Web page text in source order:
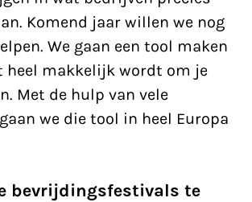
Komend jaar willen we nog
We gaan een tool maken
heel makkelijk wordt om je
Met de hulp van vele
we die tool in heel Europa
bevrijdingsfestivals te